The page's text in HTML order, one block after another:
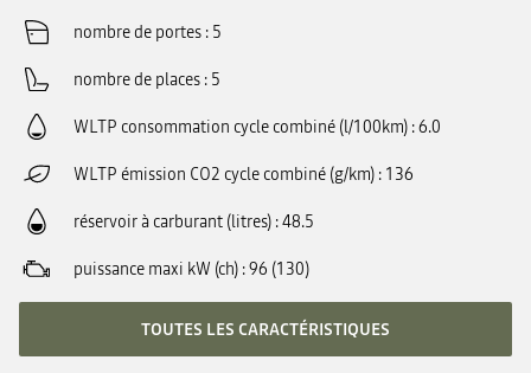
nombre de portes 5
nombre de places 5
WLTP consommation cycle combiné (l/100km) 6.0
WLTP émission CO2 cycle combiné (g/km) 136
réservoir à carburant (litres) 48.5
puissance maxi kW (ch) 96 (130)
TOUTES LES CARACTÉRISTIQUES